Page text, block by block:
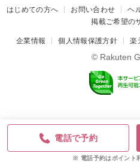
電話で予約
電話予約はポイント
はじめての方へ お問い合わせ ヘ
掲載ご希望の
企業情報 個人情報保護方針 楽
© Rakuten